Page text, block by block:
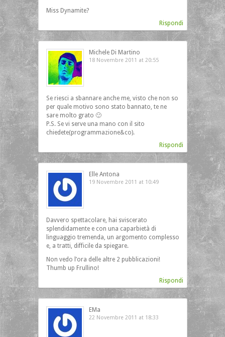
Miss Dynamite?
Rispondi
Michele Di Martino
18 Novembre 2011 at 20:55
Se riesci a sbannare anche me, visto che non so
per quale motivo sono stato bannato, te ne
sare molto grato 🙂
P.S. Se vi serve una mano con il sito
chiedete(programmazione&co).
Rispondi
Elle Antona
19 Novembre 2011 at 10:49
Davvero spettacolare, hai sviscerato
splendidamente e con una caparbietà di
linguaggio tremenda, un argomento complesso
e, a tratti, difficile da spiegare.
Non vedo l’ora delle altre 2 pubblicazioni!
Thumb up Frullino!
Rispondi
EMa
22 Novembre 2011 at 18:33